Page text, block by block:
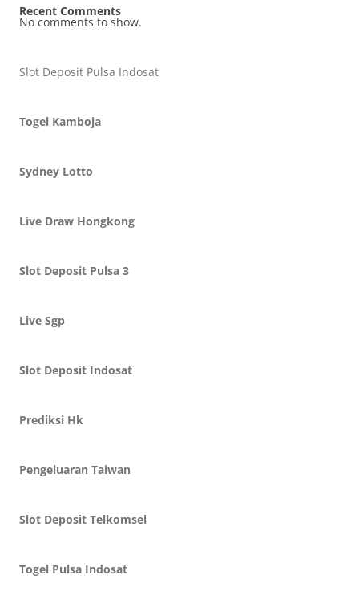
Recent Comments
No comments to show.
Slot Deposit Pulsa Indosat
Togel Kamboja
Sydney Lotto
Live Draw Hongkong
Slot Deposit Pulsa 3
Live Sgp
Slot Deposit Indosat
Prediksi Hk
Pengeluaran Taiwan
Slot Deposit Telkomsel
Togel Pulsa Indosat